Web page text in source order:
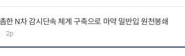
한 N차 감시단속 체계 구축으로 마약 밀반입 원천봉쇄
2p